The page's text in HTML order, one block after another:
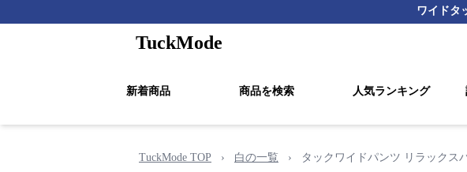
ワイドタ
TuckMode
新着商品 商品を検索 人気ランキング
TuckMode TOP › 白の一覧 › タックワイドパンツ リラックス